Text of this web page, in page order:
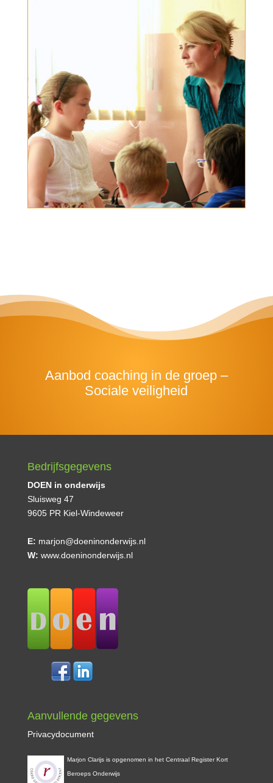
Aanbod coaching in de groep –
Sociale veiligheid
Bedrijfsgegevens
DOEN in onderwijs
Sluisweg 47
9605 PR Kiel-Windeweer
E: marjon@doeninonderwijs.nl
W: www.doeninonderwijs.nl
Aanvullende gegevens
Privacydocument
Marjon Clarijs is opgenomen in het Centraal Register Kort
Beroeps Onderwijs